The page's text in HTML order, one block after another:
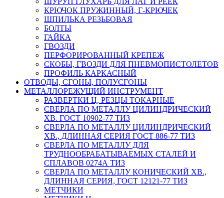
КРЮЧОК ПРУЖИННЫЙ, Г-КРЮЧЕК
ШПИЛЬКА РЕЗЬБОВАЯ
БОЛТЫ
ГАЙКА
ГВОЗДИ
ПЕРФОРИРОВАННЫЙ КРЕПЕЖ
СКОБЫ, ГВОЗДИ ДЛЯ ПНЕВМОПИСТОЛЕТОВ
ПРОФИЛЬ КАРКАСНЫЙ
ОТВОДЫ, СГОНЫ, ПОЛУСГОНЫ
МЕТАЛЛОРЕЖУЩИЙ ИНСТРУМЕНТ
РАЗВЕРТКИ Ц, РЕЗЦЫ ТОКАРНЫЕ
СВЕРЛА ПО МЕТАЛЛУ ЦИЛИНДРИЧЕСКИЙ
ХВ. ГОСТ 10902-77 ТИЗ
СВЕРЛА ПО МЕТАЛЛУ ЦИЛИНДРИЧЕСКИЙ
ХВ., ДЛИННАЯ СЕРИЯ ГОСТ 886-77 ТИЗ
СВЕРЛА ПО МЕТАЛЛУ ДЛЯ
ТРУДНООБРАБАТЫВАЕМЫХ СТАЛЕЙ И
СПЛАВОВ 0274А ТИЗ
СВЕРЛА ПО МЕТАЛЛУ КОНИЧЕСКИЙ ХВ.,
ДЛИННАЯ СЕРИЯ, ГОСТ 12121-77 ТИЗ
МЕТЧИКИ